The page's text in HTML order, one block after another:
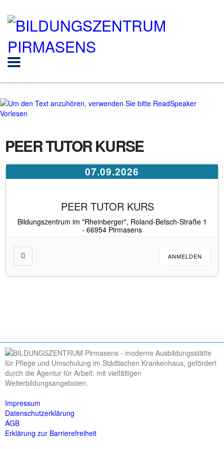
Vorlesen
PEER TUTOR KURSE
07.09.2026
PEER TUTOR KURS
Bildungszentrum im "Rheinberger", Roland-Betsch-Straße 1
- 66954 Pirmasens
ANMELDEN
Impressum
Datenschutzerklärung
AGB
Erklärung zur Barrierefreiheit